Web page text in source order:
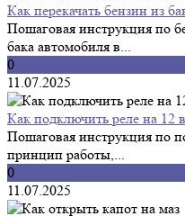
Как перекачать бензин из
Пошаговая инструкция по
бака автомобиля в...
0
11.07.2025
Как подключить реле на 12
Пошаговая инструкция по
принцип работы,...
0
11.07.2025